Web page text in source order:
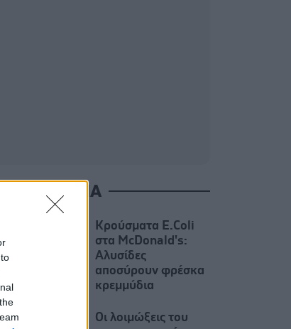
ΑΚΟΜΑ
Κρούσματα Ε.Coli
στα McDonald's:
Αλυσίδες
αποσύρουν φρέσκα
κρεμμύδια
Οι λοιμώξεις του